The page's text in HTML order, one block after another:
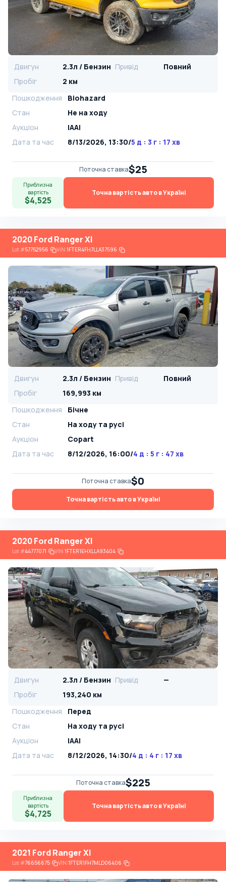
Двигун 2.3л / Бензин Привід
Повний
Пробіг
2 км
Пошкодження
Biohazard
Стан
Не на ходу
Аукціон
IAAI
Дата та час
8/13/2026, 13:30/5 д : 3 г : 17 хв
Поточна ставка$25
Приблизна
вартість
$4,525
Точна вартість авто в Україні
2020 Ford Ranger Xl
Lot#57752956 VIN:1FTER4FH7LLA37596
Двигун 2.3л / Бензин Привід
Повний
Пробіг
169,993 км
Пошкодження
Бічне
Стан
На ​​ходу та русі
Аукціон
Copart
Дата та час
8/12/2026, 16:00/4 д : 5 г : 47 хв
Поточна ставка$0
Точна вартість авто в Україні
2020 Ford Ranger Xl
Lot#44777071 VIN:1FTER1EHXLLA93404
Двигун 2.3л / Бензин Привід
—
Пробіг
193,240 км
Пошкодження
Перед
Стан
На ​​ходу та русі
Аукціон
IAAI
Дата та час
8/12/2026, 14:30/4 д : 4 г : 17 хв
Поточна ставка$225
Приблизна
вартість
$4,725
Точна вартість авто в Україні
2021 Ford Ranger Xl
Lot#76656675 VIN:1FTER1FH7MLD06406